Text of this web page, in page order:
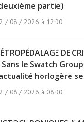
partie)
/ 08 / 2026 à 12:00
DE
Sans le Swatch
horlogère
/ 08 / 2026 à 08:00